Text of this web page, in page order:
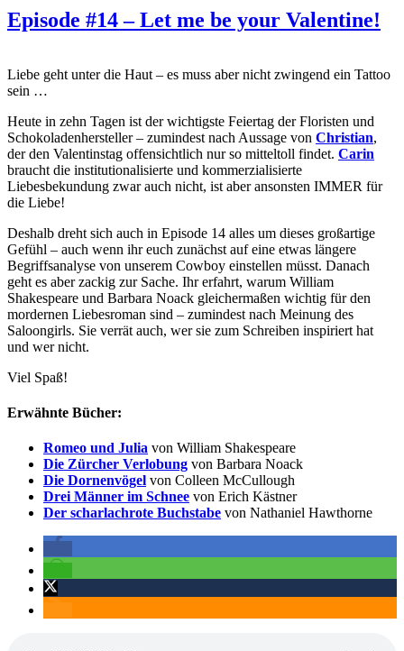
Episode #14 – Let me be your Valentine!
Liebe geht unter die Haut – es muss aber nicht zwingend ein Tattoo
sein …
Heute in zehn Tagen ist der wichtigste Feiertag der Floristen und
Schokoladenhersteller – zumindest nach Aussage von Christian,
der den Valentinstag offensichtlich nur so mitteltoll findet. Carin
braucht die institutionalisierte und kommerzialisierte
Liebesbekundung zwar auch nicht, ist aber ansonsten IMMER für
die Liebe!
Deshalb dreht sich auch in Episode 14 alles um dieses großartige
Gefühl – auch wenn ihr euch zunächst auf eine etwas längere
Begriffsanalyse von unserem Cowboy einstellen müsst. Danach
geht es aber zackig zur Sache. Ihr erfahrt, warum William
Shakespeare und Barbara Noack gleichermaßen wichtig für den
mordernen Liebesroman sind – zumindest nach Meinung des
Saloongirls. Sie verrät auch, wer sie zum Schreiben inspiriert hat
und wer nicht.
Viel Spaß!
Erwähnte Bücher:
Romeo und Julia von William Shakespeare
Die Zürcher Verlobung von Barbara Noack
Die Dornenvögel von Colleen McCullough
Drei Männer im Schnee von Erich Kästner
Der scharlachrote Buchstabe von Nathaniel Hawthorne